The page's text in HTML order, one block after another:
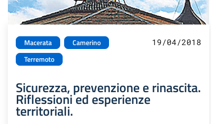
Macerata
Camerino
Terremoto
19/04/2018
Sicurezza, prevenzione e rinascita.
Riflessioni ed esperienze
territoriali.